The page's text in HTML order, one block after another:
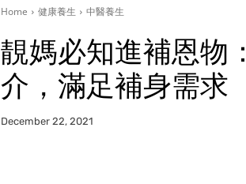
Home 健康養生 中醫養生
靚媽必知進補恩物
介，滿足補身需求
December 22, 2021